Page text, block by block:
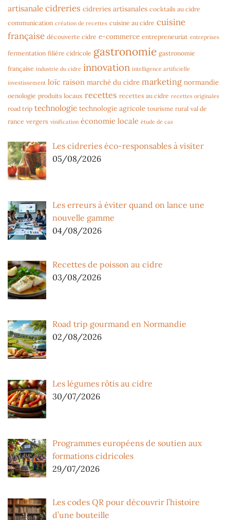
artisanale cidreries cidreries artisanales cocktails au cidre
communication création de recettes cuisine au cidre cuisine
française découverte cidre e-commerce entrepreneuriat entreprises
fermentation filière cidricole gastronomie gastronomie
française industrie du cidre innovation intelligence artificielle
investissement loïc raison marché du cidre marketing normandie
oenologie produits locaux recettes recettes au cidre recettes originales
road trip technologie technologie agricole tourisme rural val de
rance vergers vinification économie locale étude de cas
Les cidreries éco-responsables à visiter
05/08/2026
Les erreurs à éviter quand on lance une
nouvelle gamme
04/08/2026
Recettes de poisson au cidre
03/08/2026
Road trip gourmand en Normandie
02/08/2026
Les légumes rôtis au cidre
30/07/2026
Programmes européens de soutien aux
formations cidricoles
29/07/2026
Les codes QR pour découvrir l’histoire
d’une bouteille